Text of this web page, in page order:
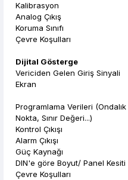
Kalibrasyon
Analog Çıkış
Koruma Sınıfı
Çevre Koşulları
Dijital Gösterge
Vericiden Gelen Giriş Sinyali
Ekran
Programlama Verileri (Ondalık
Nokta, Sınır Değeri...)
Kontrol Çıkışı
Alarm Çıkışı
Güç Kaynağı
DIN'e göre Boyut/ Panel Kesiti
Çevre Koşulları